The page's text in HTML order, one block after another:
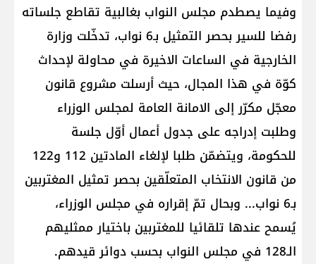
وفيما يصطدم مجلس النواب بغالبية تقاطع جلساته
رفضا للسير بحصر التمثيل بـ6 نواب، تدخّلت وزارة
الخارجية في الساعات الاخيرة في محاولة لإحداث
كوّة في هذا المجال، حيث أرسلت مشروع قانون
معجّل مكرّر إلى الامانة العامة لمجلس الوزراء
وطلبت إدراجه على جدول أعمال أوّل جلسة
للحكومة، ويتضمّن طلبا لإلغاء المادتين 112 و122
من قانون الانتخاب المتعلّقين بحصر تمثيل المغتربين
بـ6 نواب... وبحال تمّ إقراره في مجلس الوزراء،
يُسمح عندها تلقائيا للمغتربين باختيار ممثليهم
الـ128 في مجلس النواب بحسب دوائر قيدهم.